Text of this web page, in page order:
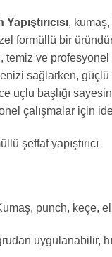
,
formüllü bir
temiz ve profesyonel
sağlarken,
uçlu başlığı
çalışmalar için
şeffaf yapıştırıcı
punch, keçe,
uygulanabilir,